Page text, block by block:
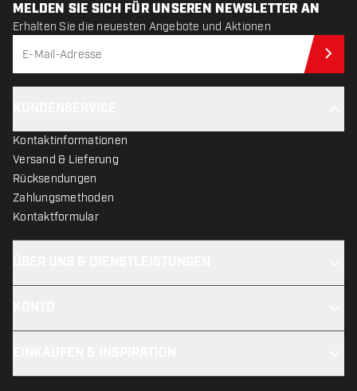
MELDEN SIE SICH FÜR UNSEREN NEWSLETTER AN
Erhalten Sie die neuesten Angebote und Aktionen
Kontaktinformationen
Versand & Lieferung
Rücksendungen
Zahlungsmethoden
Kontaktformular